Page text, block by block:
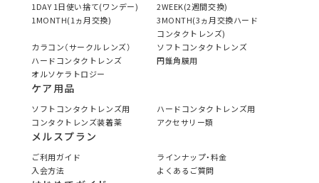
1DAY 1日使い捨て(ワンデー)
2WEEK(2週間交換)
1MONTH(1ヵ月交換)
3MONTH(3ヵ月交換ハード
コンタクトレンズ)
カラコン（サークルレンズ）
ソフトコンタクトレンズ
ハードコンタクトレンズ
円錐角膜用
オルソケラトロジー
ケア用品
ソフトコンタクトレンズ用
ハードコンタクトレンズ用
コンタクトレンズ装着薬
アクセサリー類
メルスプラン
ご利用ガイド
ラインナップ・料金
入会方法
よくあるご質問